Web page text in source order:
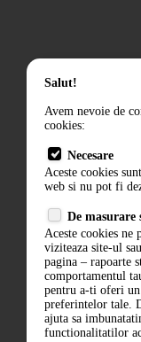
Salut!
Avem nevoie de
cookies:
Necesare
Aceste cookies
web si nu pot fi
De masurare
Aceste cookies ne
viziteaza site-ul
pagina – rapoarte
comportamentul
pentru a-ti oferi
preferintelor tale.
ajuta sa
functionalitatilor